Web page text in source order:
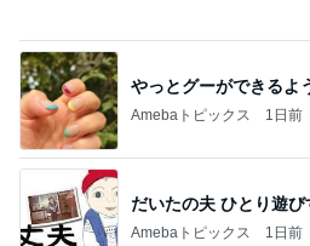
美味しすぎたコンビニのサンドイッチ